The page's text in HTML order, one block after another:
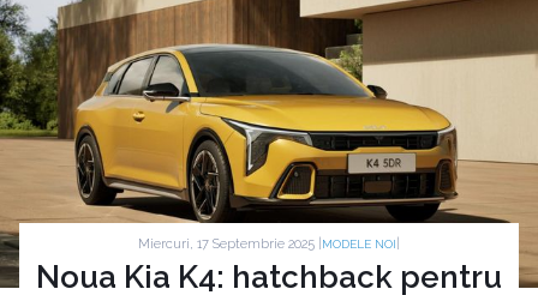
Miercuri, 17 Septembrie 2025 | MODELE NOI
Noua Kia K4: hatchback pentru